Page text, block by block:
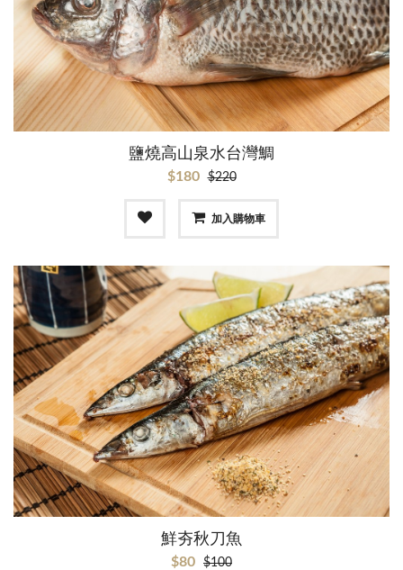
鹽燒高山泉水台灣鯛
$180 $220
加入購物車
鮮夯秋刀魚
$80 $100